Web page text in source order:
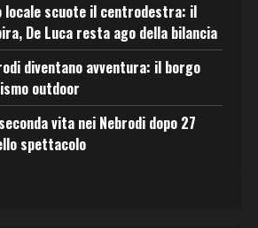
locale scuote il centrodestra: il
De Luca resta ago della bilancia
diventano avventura: il borgo
outdoor
vita nei Nebrodi dopo 27
spettacolo